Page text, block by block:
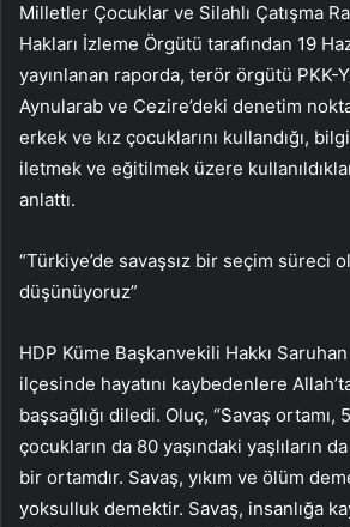
Milletler Çocuklar ve Silahlı Çatışma
Hakları İzleme Örgütü tarafından 19
yayınlanan raporda, terör örgütü PKK-
Aynularab ve Cezire’deki denetim
erkek ve kız çocuklarını kullandığı,
iletmek ve eğitilmek üzere
anlattı.
“Türkiye’de savaşsız bir seçim süreci
düşünüyoruz”
HDP Küme Başkanvekili Hakkı
ilçesinde hayatını kaybedenlere
başsağlığı diledi. Oluç, “Savaş ortamı,
çocukların da 80 yaşındaki yaşlıların
bir ortamdır. Savaş, yıkım ve ölüm
yoksulluk demektir. Savaş, insanlığa